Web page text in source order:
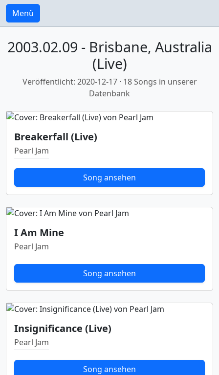
Menü
2003.02.09 - Brisbane, Australia
(Live)
Veröffentlicht: 2020-12-17 · 18 Songs in unserer
Datenbank
Breakerfall (Live)
Pearl Jam
Song ansehen
I Am Mine
Pearl Jam
Song ansehen
Insignificance (Live)
Pearl Jam
Song ansehen